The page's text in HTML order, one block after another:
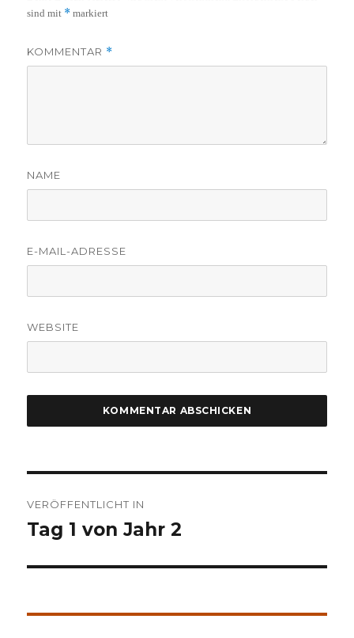
sind mit * markiert
KOMMENTAR *
NAME
E-MAIL-ADRESSE
WEBSITE
VERÖFFENTLICHT IN
Tag 1 von Jahr 2